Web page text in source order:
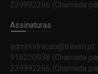
239992266 (Chamada
Assinaturas
administracao@trevim.pt
916220938 (Chamada
239992266 (Chamada